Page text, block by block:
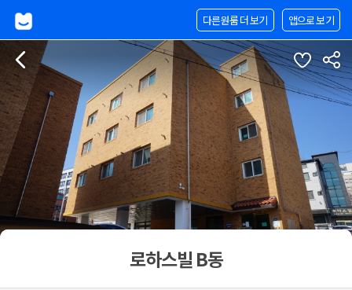
앱으로 보기
다른원룸 더 보기
로하스빌 B동